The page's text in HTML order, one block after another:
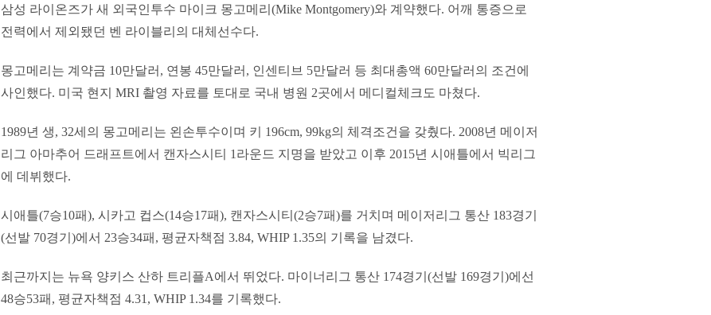
삼성 라이온즈가 새 외국인투수 마이크 몽고메리(Mike Montgomery)와 계약했다. 어깨 통증으로
전력에서 제외됐던 벤 라이블리의 대체선수다.
몽고메리는 계약금 10만달러, 연봉 45만달러, 인센티브 5만달러 등 최대총액 60만달러의 조건에
사인했다. 미국 현지 MRI 촬영 자료를 토대로 국내 병원 2곳에서 메디컬체크도 마쳤다.
1989년 생, 32세의 몽고메리는 왼손투수이며 키 196cm, 99kg의 체격조건을 갖췄다. 2008년 메이저
리그 아마추어 드래프트에서 캔자스시티 1라운드 지명을 받았고 이후 2015년 시애틀에서 빅리그
에 데뷔했다.
시애틀(7승10패), 시카고 컵스(14승17패), 캔자스시티(2승7패)를 거치며 메이저리그 통산 183경기
(선발 70경기)에서 23승34패, 평균자책점 3.84, WHIP 1.35의 기록을 남겼다.
최근까지는 뉴욕 양키스 산하 트리플A에서 뛰었다. 마이너리그 통산 174경기(선발 169경기)에선
48승53패, 평균자책점 4.31, WHIP 1.34를 기록했다.